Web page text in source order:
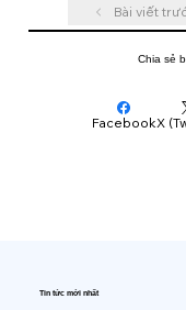
Bài viết
Chia sẻ
FacebookX
Tin tức mới nhất